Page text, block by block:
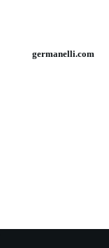
germanelli.com